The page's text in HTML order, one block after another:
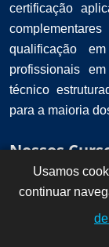
certificação
qualificação
profissionais
técnico
para a maioria
Nossos
!
Usamos
continuar